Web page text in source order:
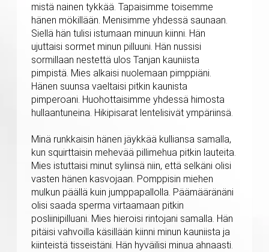
mistä nainen tykkää. Tapaisimme toisemme
hänen mökillään. Menisimme yhdessä saunaan.
Siellä hän tulisi istumaan minuun kiinni. Hän
ujuttaisi sormet minun pilluuni. Hän nussisi
sormillaan nestettä ulos Tanjan kauniista
pimpistä. Mies alkaisi nuolemaan pimppiäni.
Hänen suunsa vaeltaisi pitkin kaunista
pimperoani. Huohottaisimme yhdessä himosta
hullaantuneina. Hikipisarat lentelisivät ympäriinsä.
Minä runkkaisin hänen jäykkää kulliansa samalla,
kun squirttaisin mehevää pillimehua pitkin lauteita.
Mies istuttaisi minut syliinsä niin, että selkäni olisi
vasten hänen kasvojaan. Pomppisin miehen
mulkun päällä kuin jumppapallolla. Päämääränäni
olisi saada sperma virtaamaan pitkin
posliinipilluani. Mies hieroisi rintojani samalla. Hän
pitäisi vahvoilla käsillään kiinni minun kauniista ja
kiinteistä tisseistäni. Hän hyväilisi minua ahnaasti.